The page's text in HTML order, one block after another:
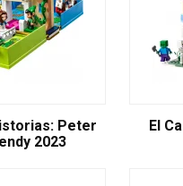
Peter
2023
El